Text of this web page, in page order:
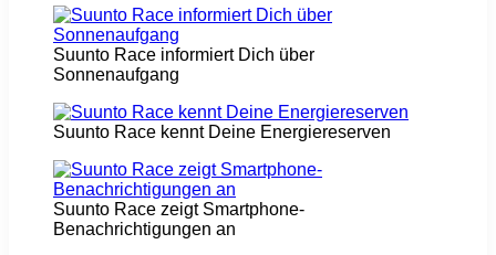
Suunto Race informiert Dich über
Sonnenaufgang
Suunto Race kennt Deine Energiereserven
Suunto Race zeigt Smartphone-
Benachrichtigungen an